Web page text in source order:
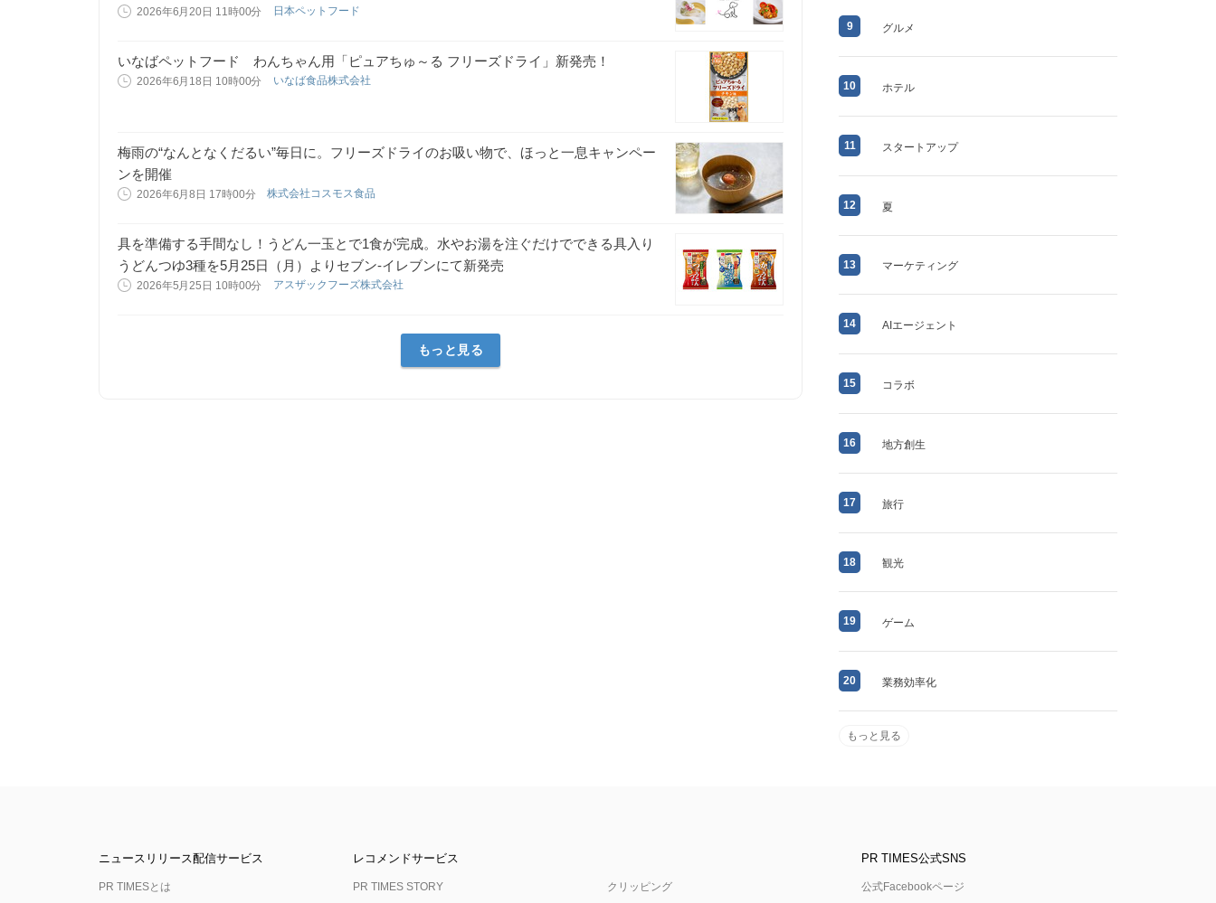
2026年6月20日 11時00分 日本ペットフード
いなばペットフード わんちゃん用「ピュアちゅ～る フリーズドライ」新発売！
2026年6月18日 10時00分 いなば食品株式会社
梅雨の“なんとなくだるい”毎日に。フリーズドライのお吸い物で、ほっと一息キャンペー
ンを開催
2026年6月8日 17時00分 株式会社コスモス食品
具を準備する手間なし！うどん一玉とで1食が完成。水やお湯を注ぐだけでできる具入り
うどんつゆ3種を5月25日（月）よりセブン-イレブンにて新発売
2026年5月25日 10時00分 アスザックフーズ株式会社
もっと見る
9 グルメ
10 ホテル
11 スタートアップ
12 夏
13 マーケティング
14 AIエージェント
15 コラボ
16 地方創生
17 旅行
18 観光
19 ゲーム
20 業務効率化
もっと見る
ニュースリリース配信サービス
PR TIMESとは
レコメンドサービス
PR TIMES STORY クリッピング
PR TIMES公式SNS
公式Facebookページ